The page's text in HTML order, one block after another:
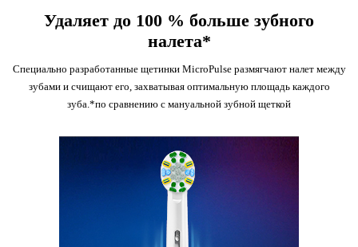
Удаляет до 100 % больше зубного
налета*
Специально разработанные щетинки MicroPulse размягчают налет между
зубами и счищают его, захватывая оптимальную площадь каждого
зуба.*по сравнению с мануальной зубной щеткой